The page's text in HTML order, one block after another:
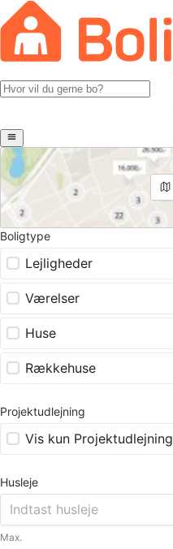
Boligtype
Lejligheder
Værelser
Huse
Rækkehuse
Projektudlejning
Vis kun Projektudlejning
Husleje
Max.